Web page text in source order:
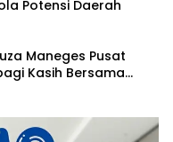
Potensi Daerah
Maneges Pusat
Kasih Bersama
Kasih Pare